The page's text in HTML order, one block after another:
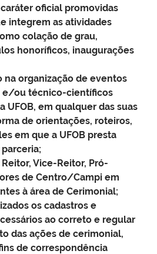
oficial promovidas
integrem as atividades
colação de grau,
honoríficos, inaugurações
na organização de eventos
e/ou técnico-científicos
UFOB, em qualquer das suas
de orientações, roteiros,
em que a UFOB presta
Vice-Reitor, Pró-
de Centro/Campi em
à área de Cerimonial;
os cadastros e
ao correto e regular
das ações de cerimonial,
de correspondência